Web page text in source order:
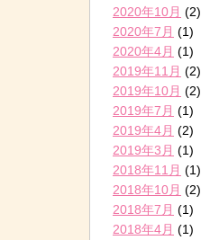
2020年10月 (2)
2020年7月 (1)
2020年4月 (1)
2019年11月 (2)
2019年10月 (2)
2019年7月 (1)
2019年4月 (2)
2019年3月 (1)
2018年11月 (1)
2018年10月 (2)
2018年7月 (1)
2018年4月 (1)